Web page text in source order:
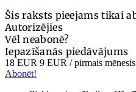
Šis raksts pieejams tikai
Autorizējies
Vēl neabonē?
Iepazīšanās piedāvājums
18 EUR 9 EUR / pirmais mēnesis
Abonēt!